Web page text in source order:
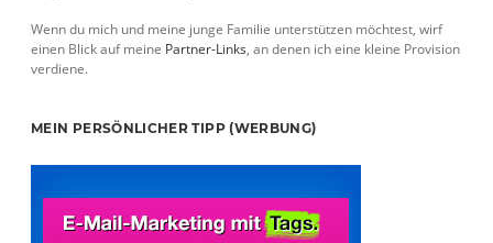
Wenn du mich und meine junge Familie unterstützen möchtest, wirf
einen Blick auf meine Partner-Links, an denen ich eine kleine Provision
verdiene.
MEIN PERSÖNLICHER TIPP (WERBUNG)